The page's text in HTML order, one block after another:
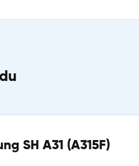
SH A31 (A315F)